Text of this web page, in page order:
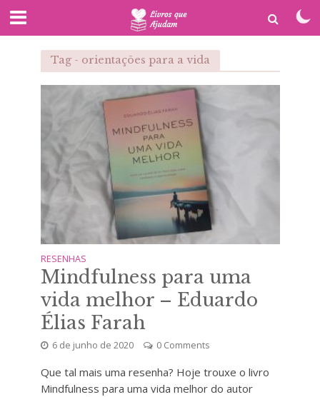
Tag - orientações para a vida
RESENHAS
Mindfulness para uma
vida melhor – Eduardo
Élias Farah
6 de junho de 2020 0 Comments
Que tal mais uma resenha? Hoje trouxe o livro
Mindfulness para uma vida melhor do autor